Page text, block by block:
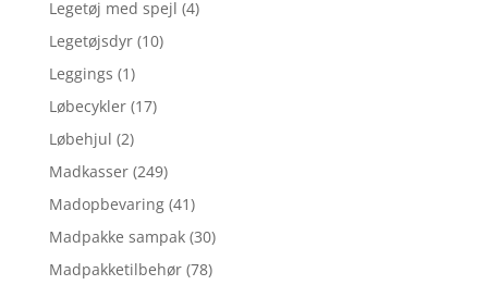
Legetøj med spejl (4)
Legetøjsdyr (10)
Leggings (1)
Løbecykler (17)
Løbehjul (2)
Madkasser (249)
Madopbevaring (41)
Madpakke sampak (30)
Madpakketilbehør (78)